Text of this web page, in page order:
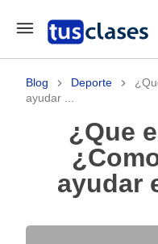
Blog Deporte
ayudar ...
¿Que es el NEAT?
ayudar